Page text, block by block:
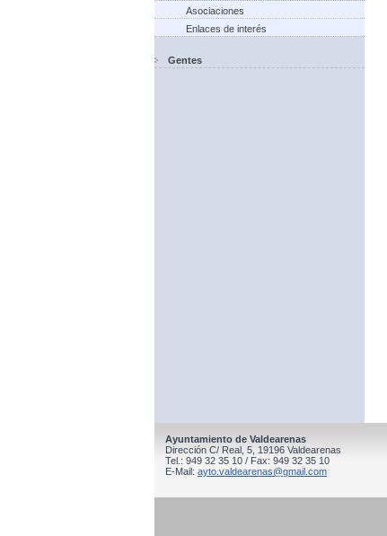
Asociaciones
Enlaces de interés
Gentes
Ayuntamiento de Valdearenas
Dirección C/ Real, 5, 19196 Valdearenas
Tel.: 949 32 35 10 / Fax: 949 32 35 10
E-Mail: ayto.valdearenas@gmail.com